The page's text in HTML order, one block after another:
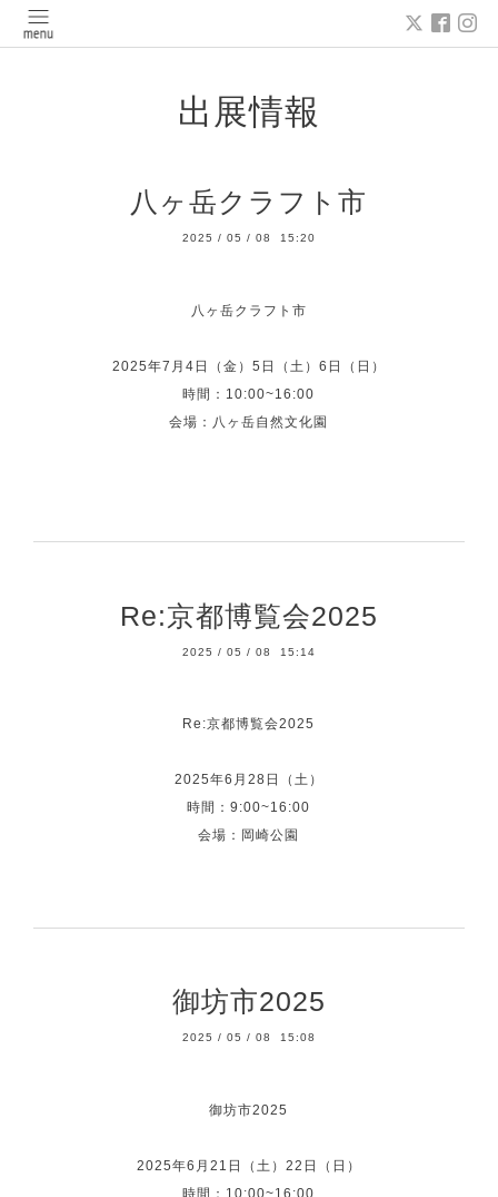
出展情報
八ヶ岳クラフト市
2025 / 05 / 08 15:20
八ヶ岳クラフト市
2025年7月4日（金）5日（土）6日（日）
時間：10:00~16:00
会場：八ヶ岳自然文化園
Re:京都博覧会2025
2025 / 05 / 08 15:14
Re:京都博覧会2025
2025年6月28日（土）
時間：9:00~16:00
会場：岡崎公園
御坊市2025
2025 / 05 / 08 15:08
御坊市2025
2025年6月21日（土）22日（日）
時間：10:00~16:00